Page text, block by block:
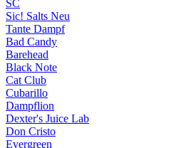
SC
Sic! Salts Neu
Tante Dampf
Bad Candy
Barehead
Black Note
Cat Club
Cubarillo
Dampflion
Dexter's Juice Lab
Don Cristo
Evergreen